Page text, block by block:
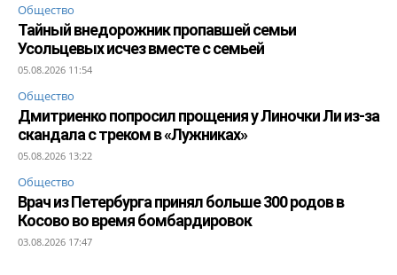
Общество
Тайный внедорожник пропавшей семьи
Усольцевых исчез вместе с семьей
05.08.2026 11:54
Общество
Дмитриенко попросил прощения у Линочки Ли из-за
скандала с треком в «Лужниках»
05.08.2026 13:22
Общество
Врач из Петербурга принял больше 300 родов в
Косово во время бомбардировок
03.08.2026 17:47